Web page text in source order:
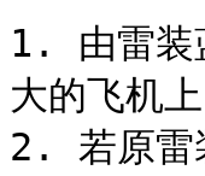
1. 由雷装
大的飞机上
2. 若原雷